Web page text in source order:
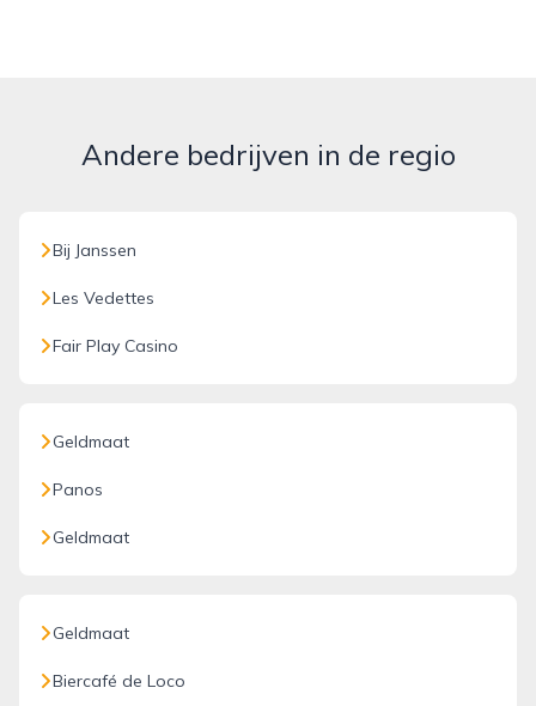
Andere bedrijven in de regio
Bij Janssen
Les Vedettes
Fair Play Casino
Geldmaat
Panos
Geldmaat
Geldmaat
Biercafé de Loco